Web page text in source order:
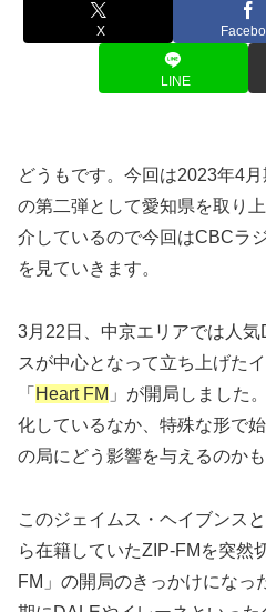
X
LINE
どうもです。今回は2023年4
の第二弾として愛知県を取り
介しているので今回はCBCラ
を見ていきます。
3月22日、中京エリアでは人
スが中心となって立ち上げた
「 Heart FM 」が開局しました
化しているなか、特殊な形で
の局にどう影響を与えるのか
このジェイムス・ヘイブンス
ら在籍していたZIP-FMを突然
FM」の開局のきっかけになっ